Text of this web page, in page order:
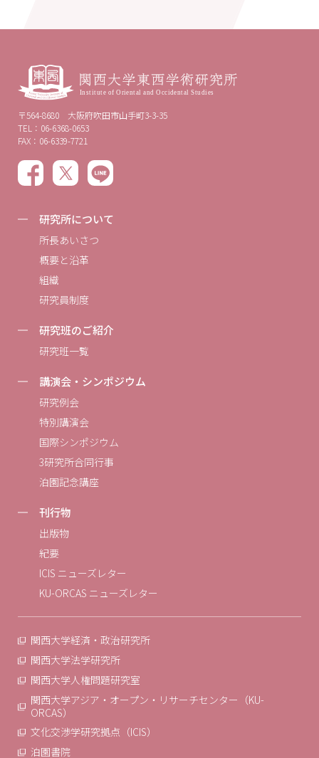
〒564-8680 大阪府吹田市山手町3-3-35
TEL：06-6368-0653
FAX：06-6339-7721
研究所について
所長あいさつ
概要と沿革
組織
研究員制度
研究班のご紹介
研究班一覧
講演会・シンポジウム
研究例会
特別講演会
国際シンポジウム
3研究所合同行事
泊園記念講座
刊行物
出版物
紀要
ICIS ニューズレター
KU-ORCAS ニューズレター
関西大学経済・政治研究所
関西大学法学研究所
関西大学人権問題研究室
関西大学アジア・オープン・リサーチセンター（KU-
ORCAS）
文化交渉学研究拠点（ICIS）
泊園書院